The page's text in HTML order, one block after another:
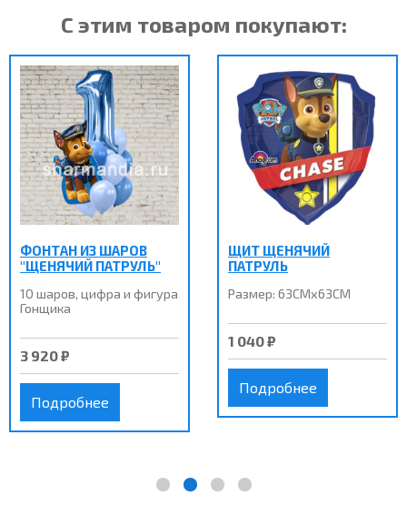
С этим товаром покупают:
ФОНТАН ИЗ ШАРОВ
"ЩЕНЯЧИЙ ПАТРУЛЬ"
10 шаров, цифра и фигура
Гонщика
3 920 ₽
Подробнее
ЩИТ ЩЕНЯЧИЙ
ПАТРУЛЬ
Размер: 63CMх63CM
1 040 ₽
Подробнее